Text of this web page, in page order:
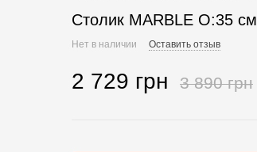
Столик MARBLE O:35
Нет в наличии Оставить отзыв
2 729 грн 3 890 грн